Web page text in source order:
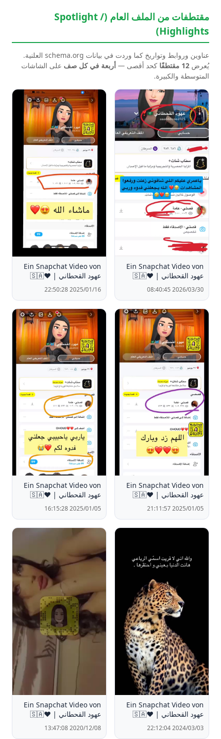
مقتطفات من الملف العام (Spotlight /
Highlights)
عناوين وروابط وتواريخ كما وردت في بيانات schema.org العلنية.
يُعرض 12 مقتطفًا كحد أقصى — أربعة في كل صف على الشاشات
المتوسطة والكبيرة.
Ein Snapchat Video von
عهود القحطاني | ❤️🇸🇦
2026/03/30 08:40:45
Ein Snapchat Video von
عهود القحطاني | ❤️🇸🇦
2025/01/16 22:50:28
Ein Snapchat Video von
عهود القحطاني | ❤️🇸🇦
2025/01/05 21:11:57
Ein Snapchat Video von
عهود القحطاني | ❤️🇸🇦
2025/01/05 16:15:28
Ein Snapchat Video von
عهود القحطاني | ❤️🇸🇦
2024/03/03 22:12:04
Ein Snapchat Video von
عهود القحطاني | ❤️🇸🇦
2020/12/08 13:47:08